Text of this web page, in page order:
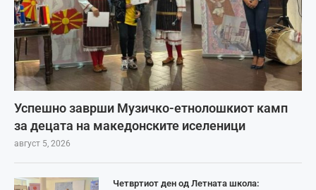
Успешно заврши Музичко-етнолошкиот камп
за децата на македонските иселеници
август 5, 2026
Четвртиот ден од Летната школа: